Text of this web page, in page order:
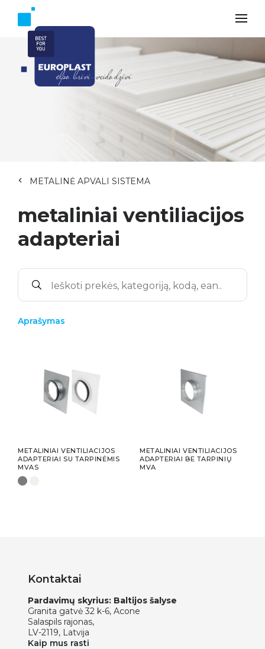
METALINĖ APVALI SISTEMA
metaliniai ventiliacijos
adapteriai
Aprašymas
METALINIAI VENTILIACIJOS
ADAPTERIAI SU TARPINĖMIS
MVAS
METALINIAI VENTILIACIJOS
ADAPTERIAI BE TARPINIŲ
MVA
Kontaktai
Pardavimų skyrius: Baltijos šalyse
Granita gatvė 32 k-6, Acone
Salaspils rajonas,
LV-2119, Latvija
Kaip mus rasti